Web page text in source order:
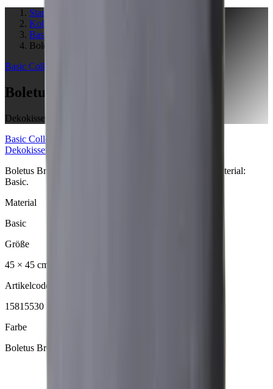
Startseite
Kollektionen
Basic
Boletus Brown
Basic Collection
Boletus Brown
Dekokissen
Basic Collection
Dekokissen
Boletus Brown Dekokissen aus der Basic Collection. Material:
Basic.
Material
Basic
Größe
45 × 45 cm
Artikelcode
15815530
Farbe
Boletus Brown